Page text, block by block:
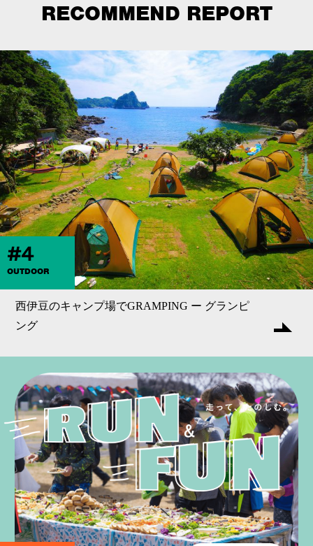
RECOMMEND REPORT
#4
OUTDOOR
西伊豆のキャンプ場でGRAMPING ー グランピ
ング